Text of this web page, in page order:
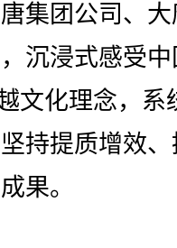
集团公司、
沉浸式感受
文化理念，系
持提质增效
果。